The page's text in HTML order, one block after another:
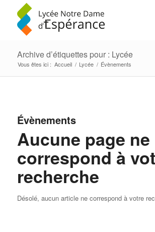
Archive d’étiquettes pour : Lycée
Vous êtes ici : Accueil / Lycée / Évènements
Évènements
Aucune page ne
correspond à
recherche
Désolé, aucun article ne correspond à votre